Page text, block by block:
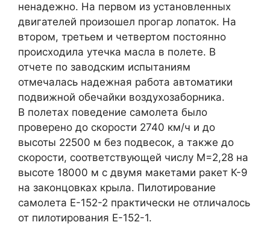
ненадежно. На первом из установленных
двигателей произошел прогар лопаток. На
втором, третьем и четвертом постоянно
происходила утечка масла в полете. В
отчете по заводским испытаниям
отмечалась надежная работа автоматики
подвижной обечайки воздухозаборника.
В полетах поведение самолета было
проверено до скорости 2740 км/ч и до
высоты 22500 м без подвесок, а также до
скорости, соответствующей числу М=2,28 на
высоте 18000 м с двумя макетами ракет К-9
на законцовках крыла. Пилотирование
самолета Е-152-2 практически не отличалось
от пилотирования Е-152-1.